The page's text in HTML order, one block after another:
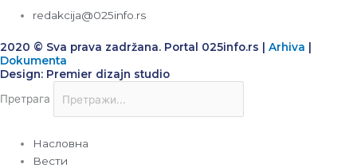
redakcija@025info.rs
2020 © Sva prava zadržana. Portal 025info.rs | Arhiva
Dokumenta
Design: Premier dizajn studio
Претрага
Насловна
Вести